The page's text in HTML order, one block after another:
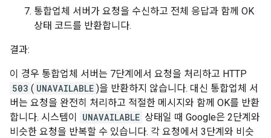
통합업체 서버가 요청을 수신하고 전체 응답과 함께 OK
상태 코드를 반환합니다.
결과:
이 경우 통합업체 서버는 7단계에서 요청을 처리하고 HTTP
503 ( UNAVAILABLE )을 반환하지 않습니다. 대신 통합업체 서
버는 요청을 완전히 처리하고 적절한 메시지와 함께 OK를 반환
합니다. 시스템이
UNAVAILABLE 상태일 때 Google은 2단계와
비슷한 요청을 반복할 수 있습니다. 각 요청에서 3단계와 비슷